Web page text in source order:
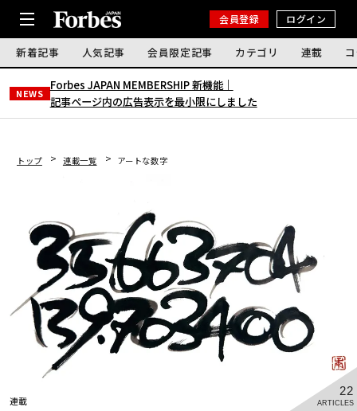
会員登録 ログイン
新着記事 人気記事 会員限定記事 カテゴリ 連載
NEWS
Forbes JAPAN MEMBERSHIP 新機能｜
記事ページ内の広告表示を最小限にしました
トップ 連載一覧 アートな数字
22
ARTICLES
連載